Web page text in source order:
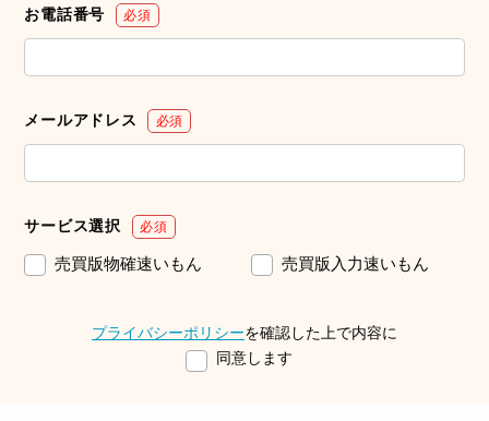
お電話番号 必須
メールアドレス 必須
サービス選択 必須
売買版物確速いもん 売買版入力速いもん
プライバシーポリシーを確認した上で内容に
同意します